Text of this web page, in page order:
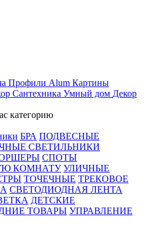
Профили Alum Картины
Сантехника Умный дом Декор
категорию
БРА ПОДВЕСНЫЕ
СВЕТИЛЬНИКИ
СПОТЫ
КОМНАТУ УЛИЧНЫЕ
ТОЧЕЧНЫЕ ТРЕКОВОЕ
СВЕТОДИОДНАЯ ЛЕНТА
ДЕТСКИЕ
ТОВАРЫ УПРАВЛЕНИЕ